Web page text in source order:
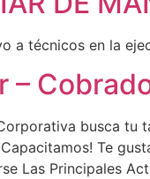
a técnicos en la
–
busca tu
Te
Las Principales